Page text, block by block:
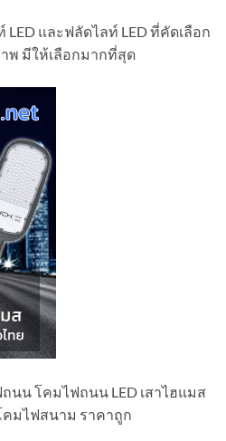
และฟลัดไลท์ LED ที่คัดเลือก
มีให้เลือกมากที่สุด
นน โคมไฟถนน LED เสาไฮแมส
คมไฟสนาม ราคาถูก